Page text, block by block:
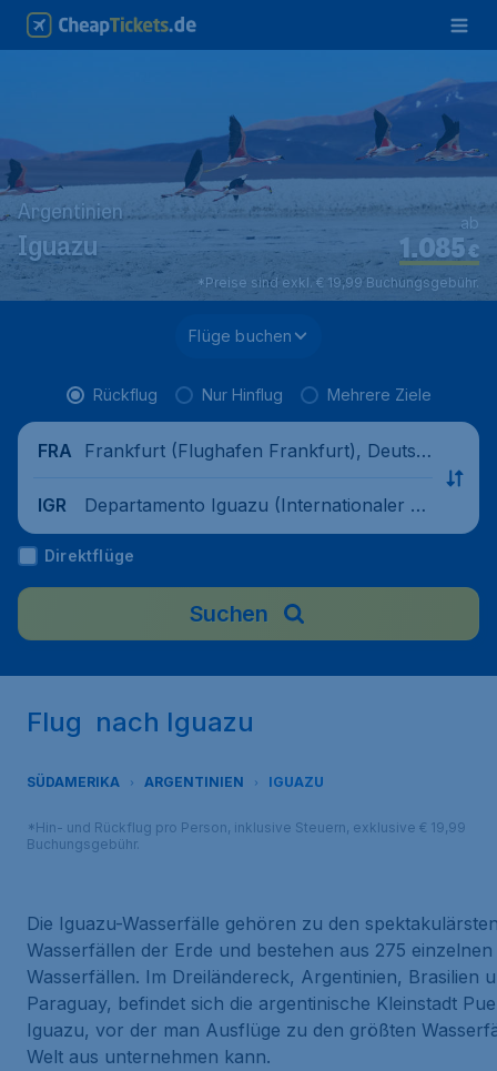
Argentinien
Iguazu €
1.085
ab
*Preise sind exkl. € 19,99 Buchungsgebühr.
Flüge buchen
Rückflug Nur Hinflug Mehrere Ziele
FRA
Frankfurt (Flughafen Frankfurt), Deutsc
IGR
Departamento Iguazu (Internationaler Fl
ughafen Cataratas del Iguazú), Argentini
en
Direktflüge
Suchen
Flug nach Iguazu
SÜDAMERIKA ARGENTINIEN IGUAZU
*Hin- und Rückflug pro Person, inklusive Steuern, exklusive € 19,99
Buchungsgebühr.
Die Iguazu-Wasserfälle gehören zu den
Wasserfällen der Erde und bestehen aus 275 einzelnen
Wasserfällen. Im Dreiländereck, Argentinien, Brasilien
Paraguay, befindet sich die argentinische Kleinstadt
Iguazu, vor der man Ausflüge zu den größten
Welt aus unternehmen kann.